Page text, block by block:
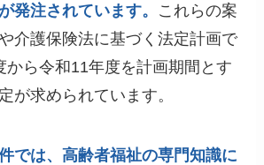
発注されています。 これらの案
介護保険法に基づく法定計画で
から令和11年度を計画期間とす
が求められています。
では、高齢者福祉の専門知識に